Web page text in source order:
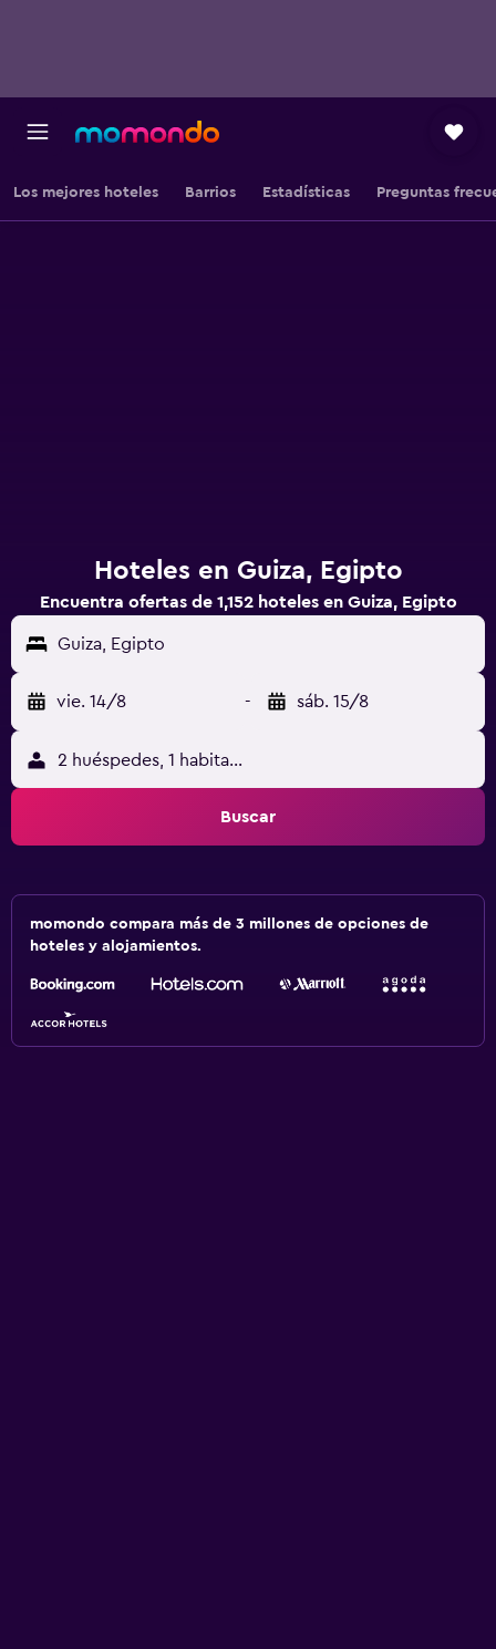
Los mejores hoteles Barrios Estadísticas Preguntas
Hoteles en Guiza, Egipto
Encuentra ofertas de 1,152 hoteles en Guiza, Egipto
Guiza, Egipto
vie. 14/8 - sáb. 15/8
2 huéspedes, 1 habitación
Buscar
momondo compara más de 3 millones de opciones de
hoteles y alojamientos.